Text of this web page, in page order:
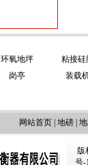
环氧地坪 粘接硅
岗亭 装载
网站首页 地磅
版
号-